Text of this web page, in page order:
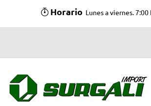
Horario Lunes a viernes. 7:00